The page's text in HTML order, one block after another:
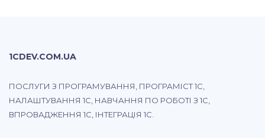
1CDEV.COM.UA
ПОСЛУГИ З ПРОГРАМУВАННЯ, ПРОГРАМІСТ 1С,
НАЛАШТУВАННЯ 1С, НАВЧАННЯ ПО РОБОТІ З 1С,
ВПРОВАДЖЕННЯ 1С, ІНТЕГРАЦІЯ 1С.